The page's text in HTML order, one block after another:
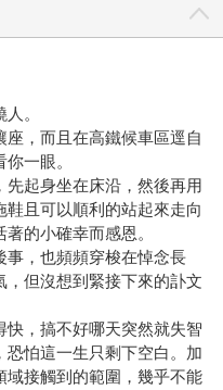
。
，而且在高鐵候車區逕自
一眼。
先起身坐在床沿，然後再用
且可以順利的站起來走向
的小確幸而感恩。
事，也頻頻穿梭在悼念長
但沒想到緊接下來的訃文
，搞不好哪天突然就失智
怕這一生只剩下空白。加
域接觸到的範圍，幾乎不能